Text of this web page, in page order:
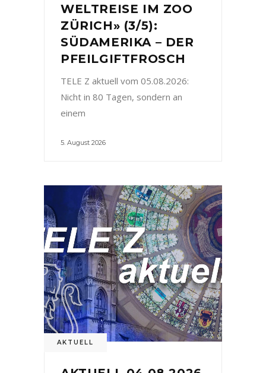
WELTREISE IM ZOO
ZÜRICH» (3/5):
SÜDAMERIKA – DER
PFEILGIFTFROSCH
TELE Z aktuell vom 05.08.2026:
Nicht in 80 Tagen, sondern an
einem
5. August 2026
AKTUELL